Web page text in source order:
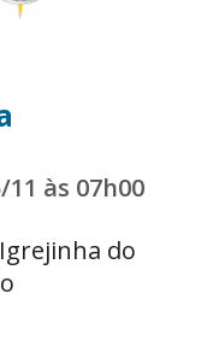
11 às 07h00
do